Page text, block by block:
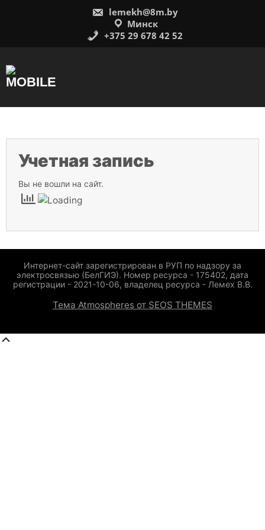
lemekh@8m.by
Минск
+375 29 678 42 52
Учетная запись
Вы не вошли на сайт.
Интернет-сайт зарегистрирован в РУП по надзору за
электросвязью (БелГИЭ). Номер ресурса - 175402, дата
регистрации - 2021-10-06, владелец ресурса - Лемех В.В.
Тема Atmospheres от SEOS THEMES